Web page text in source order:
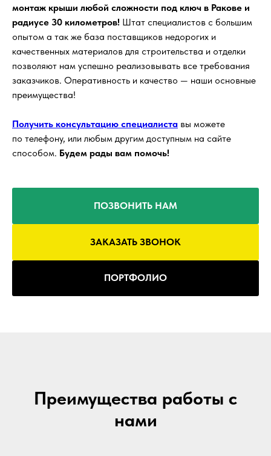
монтаж крыши любой сложности под ключ в Ракове и
радиусе 30 километров! Штат специалистов с большим
опытом а так же база поставщиков недорогих и
качественных материалов для строительства и отделки
позволяют нам успешно реализовывать все требования
заказчиков. Оперативность и качество — наши основные
преимущества!
Получить консультацию специалиста вы можете
по телефону, или любым другим доступным на сайте
способом. Будем рады вам помочь!
ПОЗВОНИТЬ НАМ
ЗАКАЗАТЬ ЗВОНОК
ПОРТФОЛИО
Преимущества работы с
нами